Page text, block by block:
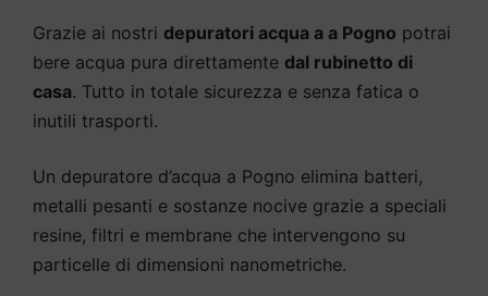
Grazie ai nostri depuratori acqua a a Pogno potrai
bere acqua pura direttamente dal rubinetto di
casa. Tutto in totale sicurezza e senza fatica o
inutili trasporti.
Un depuratore d’acqua a Pogno elimina batteri,
metalli pesanti e sostanze nocive grazie a speciali
resine, filtri e membrane che intervengono su
particelle di dimensioni nanometriche.